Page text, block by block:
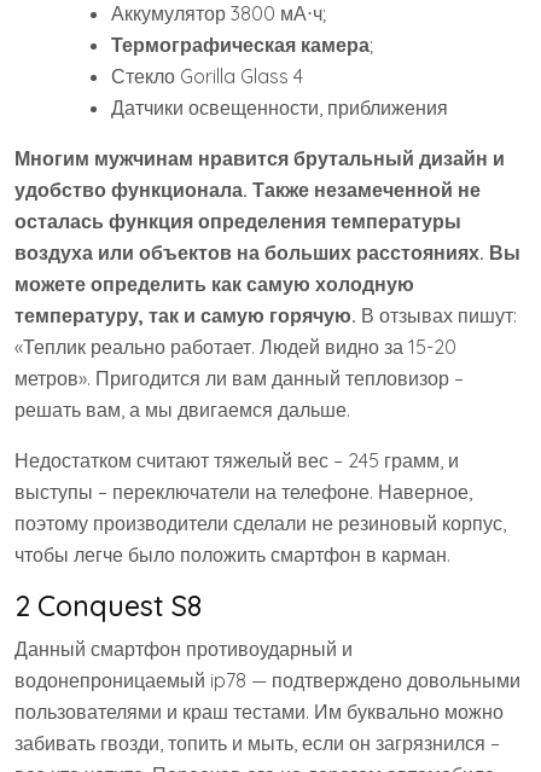
Аккумулятор 3800 мА⋅ч;
Термографическая камера;
Стекло Gorilla Glass 4
Датчики освещенности, приближения
Многим мужчинам нравится брутальный дизайн и
удобство функционала. Также незамеченной не
осталась функция определения температуры
воздуха или объектов на больших расстояниях. Вы
можете определить как самую холодную
температуру, так и самую горячую. В отзывах пишут:
«Теплик реально работает. Людей видно за 15-20
метров». Пригодится ли вам данный тепловизор –
решать вам, а мы двигаемся дальше.
Недостатком считают тяжелый вес – 245 грамм, и
выступы – переключатели на телефоне. Наверное,
поэтому производители сделали не резиновый корпус,
чтобы легче было положить смартфон в карман.
2 Conquest S8
Данный смартфон противоударный и
водонепроницаемый ip78 — подтверждено довольными
пользователями и краш тестами. Им буквально можно
забивать гвозди, топить и мыть, если он загрязнился –